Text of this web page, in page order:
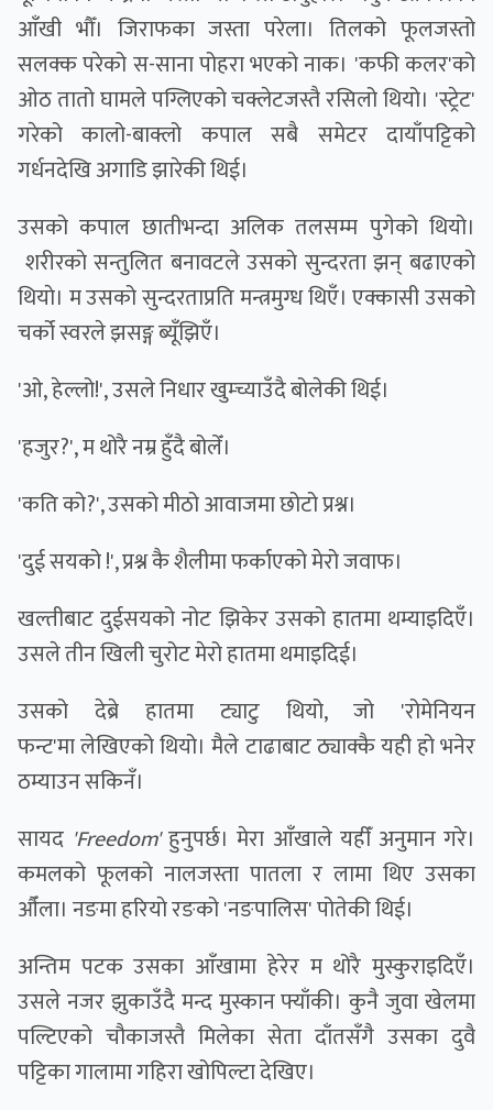
आँखी भौँ। जिराफका जस्ता परेला। तिलको फूलजस्तो
सलक्क परेको स-साना पोहरा भएको नाक। 'कफी कलर'को
ओठ तातो घामले पग्लिएको चक्लेटजस्तै रसिलो थियो। 'स्ट्रेट'
गरेको कालो-बाक्लो कपाल सबै समेटर दायाँपट्टिको
गर्धनदेखि अगाडि झारेकी थिई।
उसको कपाल छातीभन्दा अलिक तलसम्म पुगेको थियो।
शरीरकाे सन्तुलित बनावटले उसकाे सुन्दरता झन् बढाएकाे
थियाे। म उसको सुन्दरताप्रति मन्त्रमुग्ध थिएँ। एक्कासी उसको
चर्को स्वरले झसङ्ग ब्यूँझिएँ।
'ओ, हेल्लो!', उसले निधार खुम्च्याउँदै बोलेकी थिई।
'हजुर?', म थोरै नम्र हुँदै बोलेँ।
'कति को?', उसको मीठो आवाजमा छोटो प्रश्न।
'दुई सयको !', प्रश्न कै शैलीमा फर्काएको मेरो जवाफ।
खल्तीबाट दुईसयको नोट झिकेर उसको हातमा थम्याइदिएँ।
उसले तीन खिली चुरोट मेरो हातमा थमाइदिई।
उसको देब्रे हातमा ट्याटु थियो, जो 'रोमेनियन
फन्ट'मा लेखिएको थियो। मैले टाढाबाट ठ्याक्कै यही हो भनेर
ठम्याउन सकिनँ।
सायद 'Freedom'हुनुपर्छ। मेरा आँखाले यहीँ अनुमान गरे।
कमलको फूलको नालजस्ता पातला र लामा थिए उसका
औँला। नङमा हरियाे रङको 'नङपालिस' पोतेकी थिई।
अन्तिम पटक उसका आँखामा हेरेर म थोरै मुस्कुराइदिएँ।
उसले नजर झुकाउँदै मन्द मुस्कान फ्याँकी। कुनै जुवा खेलमा
पल्टिएको चौकाजस्तै मिलेका सेता दाँतसँगै उसका दुवै
पट्टिका गालामा गहिरा खोपिल्टा देखिए।